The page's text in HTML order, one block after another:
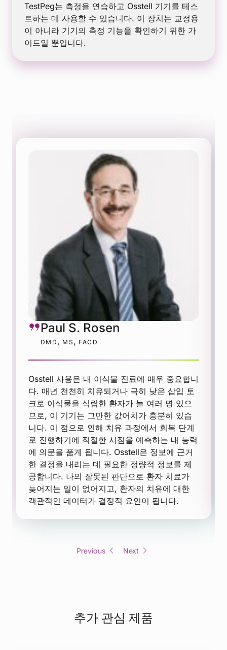
TestPeg는 측정을 연습하고 Osstell 기기를 테스
트하는 데 사용할 수 있습니다. 이 장치는 교정용
이 아니라 기기의 측정 기능을 확인하기 위한 가
이드일 뿐입니다.
Paul S. Rosen
DMD , MS , FACD
Osstell 사용은 내 이식물 진료에 매우 중요합니
다. 매년 천천히 치유되거나 극히 낮은 삽입 토
크로 이식물을 식립한 환자가 늘 여러 명 있으
므로, 이 기기는 그만한 값어치가 충분히 있습
니다. 이 점으로 인해 치유 과정에서 회복 단계
로 진행하기에 적절한 시점을 예측하는 내 능력
에 의문을 품게 됩니다. Osstell은 정보에 근거
한 결정을 내리는 데 필요한 정량적 정보를 제
공합니다. 나의 잘못된 판단으로 환자 치료가
늦어지는 일이 없어지고, 환자의 치유에 대한
객관적인 데이터가 결정적 요인이 됩니다.
Previous Next
추가 관심 제품